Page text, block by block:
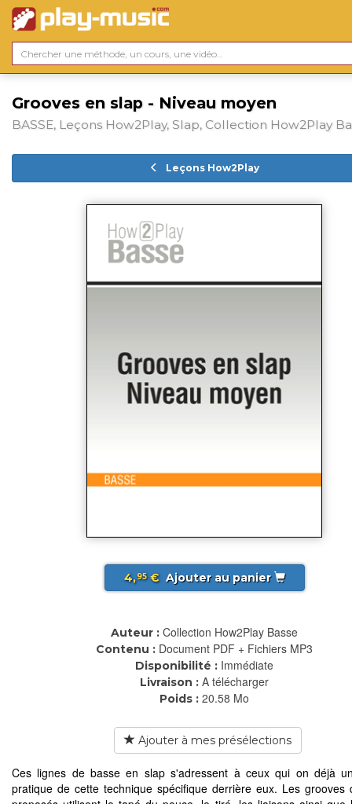
Grooves en slap - Niveau moyen
BASSE, Leçons How2Play, Slap, Collection How2Play
Leçons How2Play
4,95€ Ajouter au panier
Auteur : Collection How2Play Basse
Contenu : Document PDF + Fichiers MP3
Disponibilité : Immédiate
Livraison : A télécharger
Poids : 20.58 Mo
Ajouter à mes présélections
Ces lignes de basse en slap s'adressent à ceux qui on déjà
pratique de cette technique spécifique derrière eux. Les grooves